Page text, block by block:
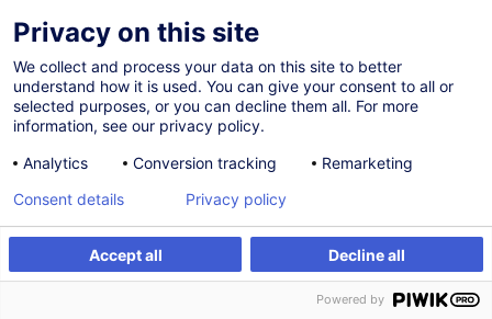
Thématiques
Accès réglementé à la profession
Privacy on this site
We collect and process your data on this site to better
understand how it is used. You can give your consent to all or
selected purposes, or you can decline them all. For more
information, see our privacy policy.
Analytics
Conversion tracking Remarketing
Accept all Decline all
Consent details Privacy policy
Powered by